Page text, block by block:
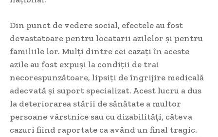
Din punct de vedere social, efectele au fost
devastatoare pentru locatarii azilelor și pentru
familiile lor. Mulți dintre cei cazați în aceste
azile au fost expuși la condiții de trai
necorespunzătoare, lipsiți de îngrijire medicală
adecvată și suport specializat. Acest lucru a dus
la deteriorarea stării de sănătate a multor
persoane vârstnice sau cu dizabilități, câteva
cazuri fiind raportate ca având un final tragic.